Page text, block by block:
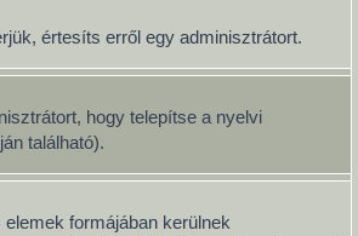
értesíts erről egy adminisztrátort.
hogy telepítse a nyelvi
található).
formájában kerülnek